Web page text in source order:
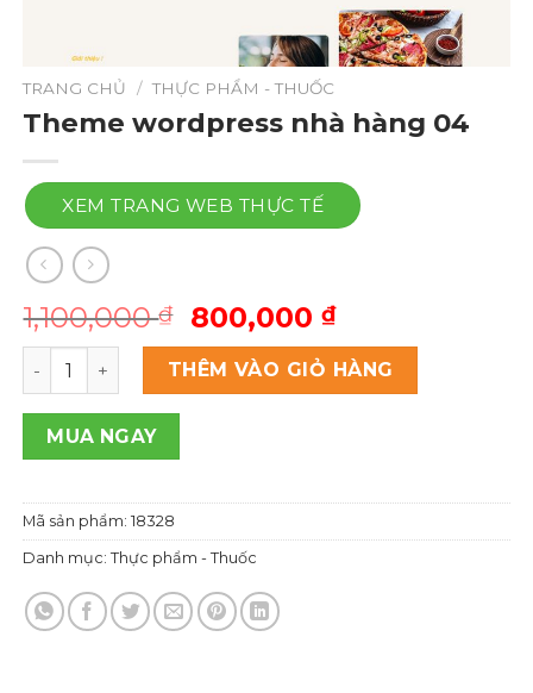
TRANG CHỦ / THỰC PHẨM - THUỐC
Theme wordpress nhà hàng 04
XEM TRANG WEB THỰC TẾ
1,100,000₫
Giá
gốc
là:
1,100,000 ₫.
800,000 ₫Giá
hiện
tại
là:
Theme wordpress nhà hàng 04 số lượng
THÊM VÀO GIỎ HÀNG
MUA NGAY
Mã sản phẩm:18328
Danh mục:Thực phẩm - Thuốc